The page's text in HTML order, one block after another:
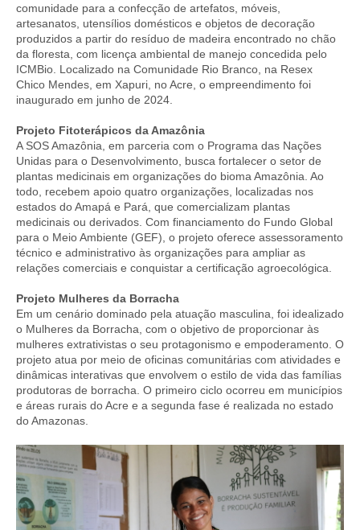
comunidade para a confecção de artefatos, móveis,
artesanatos, utensílios domésticos e objetos de decoração
produzidos a partir do resíduo de madeira encontrado no chão
da floresta, com licença ambiental de manejo concedida pelo
ICMBio. Localizado na Comunidade Rio Branco, na Resex
Chico Mendes, em Xapuri, no Acre, o empreendimento foi
inaugurado em junho de 2024.
Projeto Fitoterápicos da Amazônia
A SOS Amazônia, em parceria com o Programa das Nações
Unidas para o Desenvolvimento, busca fortalecer o setor de
plantas medicinais em organizações do bioma Amazônia. Ao
todo, recebem apoio quatro organizações, localizadas nos
estados do Amapá e Pará, que comercializam plantas
medicinais ou derivados. Com financiamento do Fundo Global
para o Meio Ambiente (GEF), o projeto oferece assessoramento
técnico e administrativo às organizações para ampliar as
relações comerciais e conquistar a certificação agroecológica.
Projeto Mulheres da Borracha
Em um cenário dominado pela atuação masculina, foi idealizado
o Mulheres da Borracha, com o objetivo de proporcionar às
mulheres extrativistas o seu protagonismo e empoderamento. O
projeto atua por meio de oficinas comunitárias com atividades e
dinâmicas interativas que envolvem o estilo de vida das famílias
produtoras de borracha. O primeiro ciclo ocorreu em municípios
e áreas rurais do Acre e a segunda fase é realizada no estado
do Amazonas.